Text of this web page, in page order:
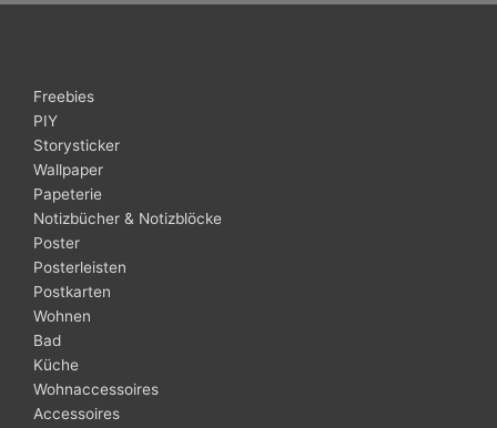
Freebies
PIY
Storysticker
Wallpaper
Papeterie
Notizbücher & Notizblöcke
Poster
Posterleisten
Postkarten
Wohnen
Bad
Küche
Wohnaccessoires
Accessoires